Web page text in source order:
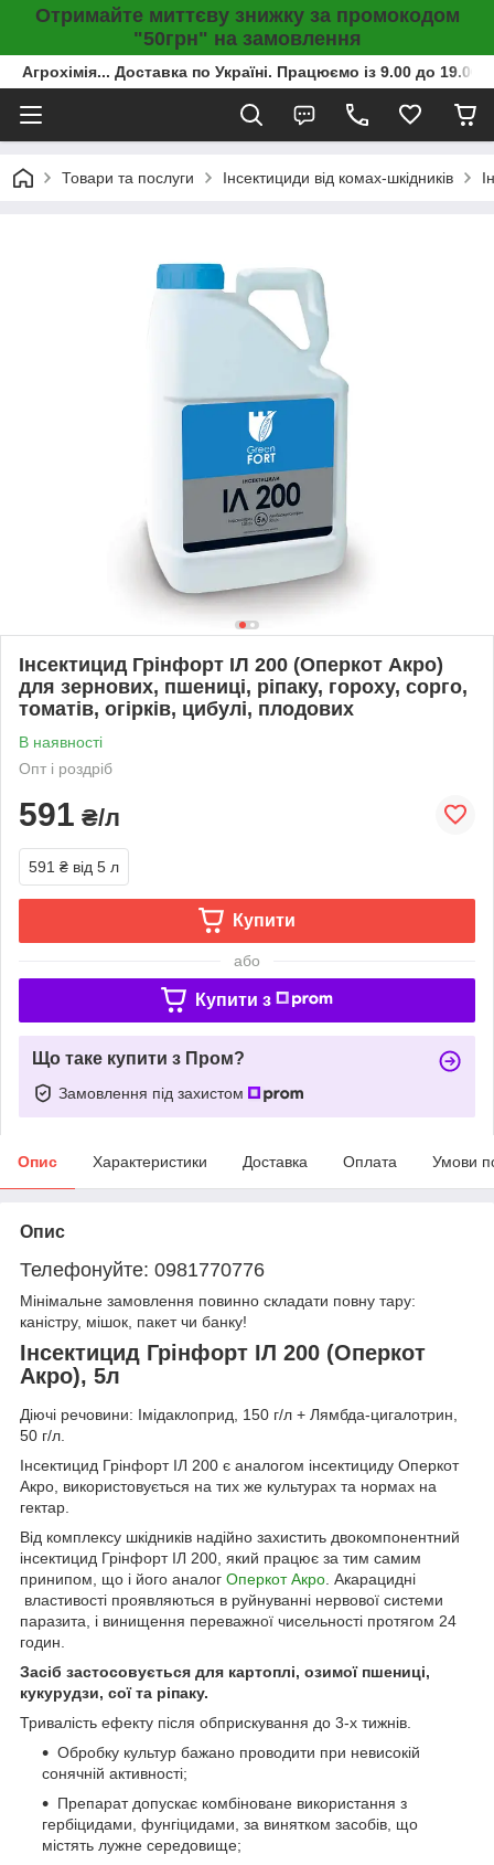
Отримайте миттєву знижку за промокодом
"50грн" на замовлення
Агрохімія... Доставка по Україні. Працюємо із 9.00 до
Товари та послуги Інсектициди від комах-шкідників
Інсектицид Грінфорт ІЛ 200 (Оперкот Акро)
для зернових, пшениці, ріпаку, гороху, сорго,
томатів, огірків, цибулі, плодових
В наявності
Опт і роздріб
591 ₴/л
591 ₴ від 5 л
Купити
або
Купити з
Що таке купити з Пром?
Замовлення під захистом
Опис Характеристики Доставка Оплата Умови
Опис
Телефонуйте: 0981770776
Мінімальне замовлення повинно складати повну тару:
каністру, мішок, пакет чи банку!
Інсектицид Грінфорт ІЛ 200 (Оперкот
Акро), 5л
Діючі речовини: Імідаклоприд, 150 г/л + Лямбда-цигалотрин,
50 г/л.
Інсектицид Грінфорт ІЛ 200 є аналогом інсектициду Оперкот
Акро, використовується на тих же культурах та нормах на
гектар.
Від комплексу шкідників надійно захистить двокомпонентний
інсектицид Грінфорт ІЛ 200, який працює за тим самим
принипом, що і його аналог Оперкот Акро. Акарацидні
властивості проявляються в руйнуванні нервової системи
паразита, і винищення переважної чисельності протягом 24
годин.
Засіб застосовується для картоплі, озимої пшениці,
кукурудзи, сої та ріпаку.
Тривалість ефекту після обприскування до 3-х тижнів.
Обробку культур бажано проводити при невисокій
сонячній активності;
Препарат допускає комбіноване використання з
гербіцидами, фунгіцидами, за винятком засобів, що
містять лужне середовище;